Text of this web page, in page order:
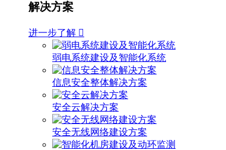
解决方案
进一步了解 
弱电系统建设及智能化系统
信息安全整体解决方案
安全云解决方案
安全无线网络建设方案